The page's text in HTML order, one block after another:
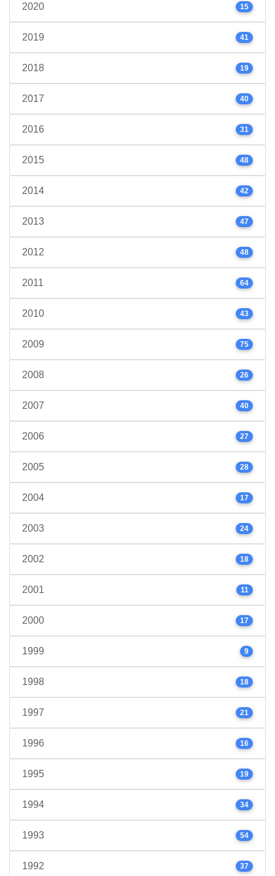
2020 15
2019 41
2018 19
2017 40
2016 31
2015 48
2014 42
2013 47
2012 48
2011 64
2010 43
2009 75
2008 26
2007 40
2006 27
2005 28
2004 17
2003 24
2002 18
2001 11
2000 17
1999 9
1998 18
1997 21
1996 16
1995 19
1994 34
1993 54
1992 37